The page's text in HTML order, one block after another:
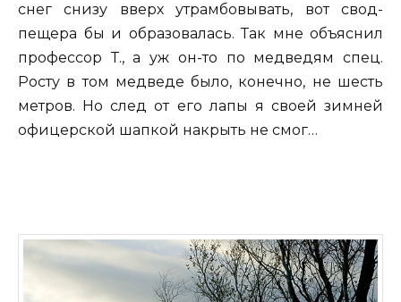
снег снизу вверх утрамбовывать, вот свод-
пещера бы и образовалась. Так мне объяснил
профессор Т., а уж он-то по медведям спец.
Росту в том медведе было, конечно, не шесть
метров. Но след от его лапы я своей зимней
офицерской шапкой накрыть не смог…